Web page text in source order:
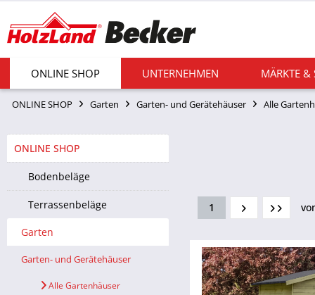
ONLINE SHOP UNTERNEHMEN MÄRKTE &
ONLINE SHOP Garten Garten- und Gerätehäuser Alle
ONLINE SHOP
Bodenbeläge
Terrassenbeläge
Garten
Garten- und Gerätehäuser
Alle Gartenhäuser
1